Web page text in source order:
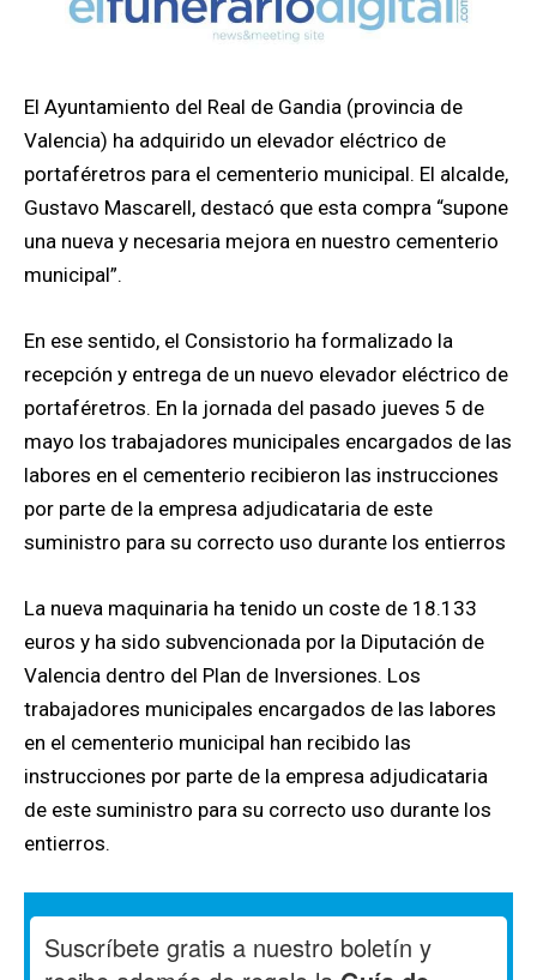
El Ayuntamiento del Real de Gandia (provincia de
Valencia) ha adquirido un elevador eléctrico de
portaféretros para el cementerio municipal. El alcalde,
Gustavo Mascarell, destacó que esta compra “supone
una nueva y necesaria mejora en nuestro cementerio
municipal”.
En ese sentido, el Consistorio ha formalizado la
recepción y entrega de un nuevo elevador eléctrico de
portaféretros. En la jornada del pasado jueves 5 de
mayo los trabajadores municipales encargados de las
labores en el cementerio recibieron las instrucciones
por parte de la empresa adjudicataria de este
suministro para su correcto uso durante los entierros
La nueva maquinaria ha tenido un coste de 18.133
euros y ha sido subvencionada por la Diputación de
Valencia dentro del Plan de Inversiones. Los
trabajadores municipales encargados de las labores
en el cementerio municipal han recibido las
instrucciones por parte de la empresa adjudicataria
de este suministro para su correcto uso durante los
entierros.